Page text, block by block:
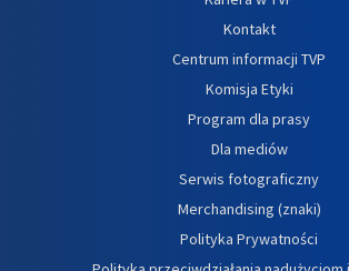
Kontakt
Centrum informacji TVP
Komisja Etyki
Program dla prasy
Dla mediów
Serwis fotograficzny
Merchandising (znaki)
Polityka Prywatności